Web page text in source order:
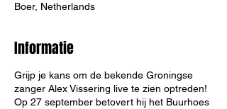
Boer, Netherlands
Informatie
Grijp je kans om de bekende Groningse
zanger Alex Vissering live te zien optreden!
Op 27 september betovert hij het Buurhoes